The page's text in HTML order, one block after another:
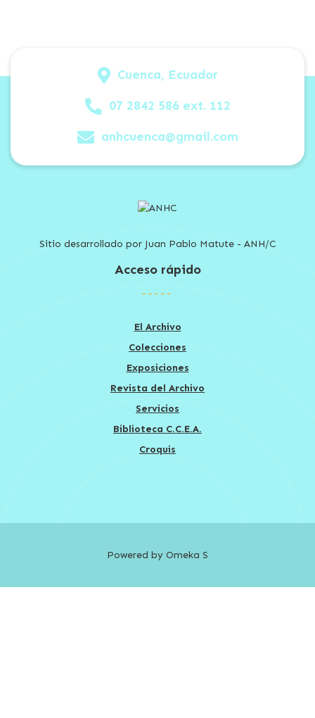
Cuenca, Ecuador
07 2842 586 ext. 112
anhcuenca@gmail.com
Sitio desarrollado por Juan Pablo Matute - ANH/C
Acceso rápido
El Archivo
Colecciones
Exposiciones
Revista del Archivo
Servicios
Biblioteca C.C.E.A.
Croquis
Powered by Omeka S